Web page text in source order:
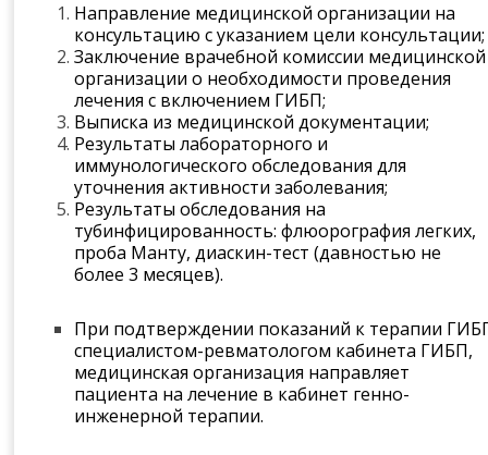
Направление медицинской организации на
консультацию с указанием цели консультации;
Заключение врачебной комиссии медицинской
организации о необходимости проведения
лечения с включением ГИБП;
Выписка из медицинской документации;
Результаты лабораторного и
иммунологического обследования для
уточнения активности заболевания;
Результаты обследования на
тубинфицированность: флюорография легких,
проба Манту, диаскин-тест (давностью не
более 3 месяцев).
При подтверждении показаний к терапии
специалистом-ревматологом кабинета ГИБП,
медицинская организация направляет
пациента на лечение в кабинет генно-
инженерной терапии.